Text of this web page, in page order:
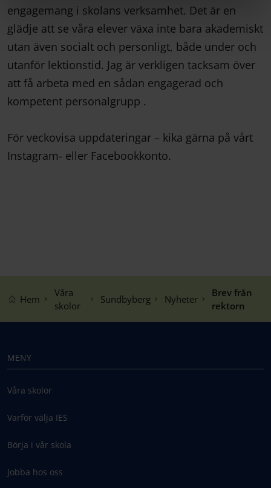
engagemang i skolans verksamhet. Det är en
glädje att se våra elever växa inte bara akademiskt
utan även socialt och personligt, både under och
utanför lektionstid. Jag är verkligen tacksam över
att få arbeta med en sådan engagerad och
kompetent personalgrupp .
För veckovisa uppdateringar – kika gärna på vårt
Instagram- eller Facebookkonto.
Hem
Våra
skolor
Sundbyberg Nyheter
Brev från
rektorn
MENY
Våra skolor
Varför välja IES
Börja i vår skola
Jobba hos oss